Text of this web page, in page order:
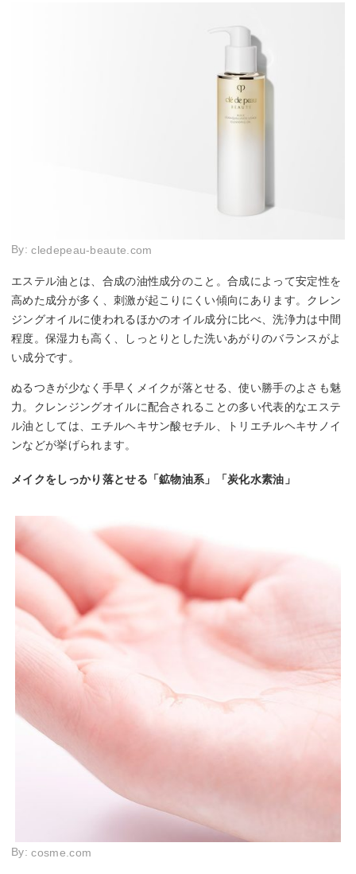
By:cledepeau-beaute.com
エステル油とは、合成の油性成分のこと。合成によって安定性を
高めた成分が多く、刺激が起こりにくい傾向にあります。クレン
ジングオイルに使われるほかのオイル成分に比べ、洗浄力は中間
程度。保湿力も高く、しっとりとした洗いあがりのバランスがよ
い成分です。
ぬるつきが少なく手早くメイクが落とせる、使い勝手のよさも魅
力。クレンジングオイルに配合されることの多い代表的なエステ
ル油としては、エチルヘキサン酸セチル、トリエチルヘキサノイ
ンなどが挙げられます。
メイクをしっかり落とせる「鉱物油系」「炭化水素油」
By:cosme.com